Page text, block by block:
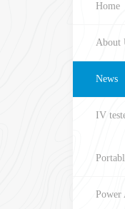
Home
About
News
IV
Power